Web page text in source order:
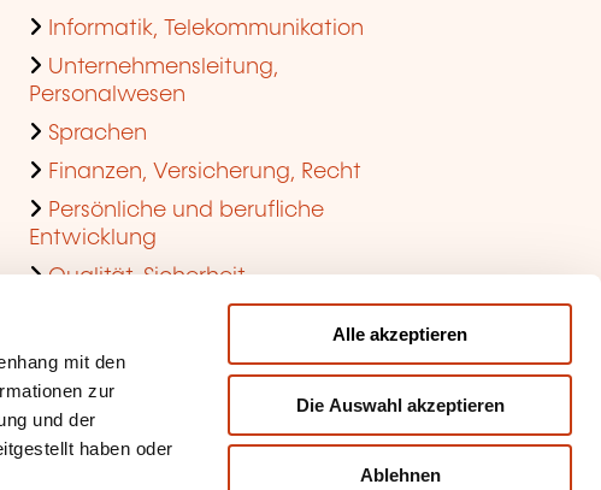
mit den
zur
und der
haben oder
Alle akzeptieren
Die Auswahl akzeptieren
Ablehnen
Informatik, Telekommunikation
Unternehmensleitung,
Personalwesen
Sprachen
Finanzen, Versicherung, Recht
Persönliche und berufliche
Entwicklung
Qualität, Sicherheit